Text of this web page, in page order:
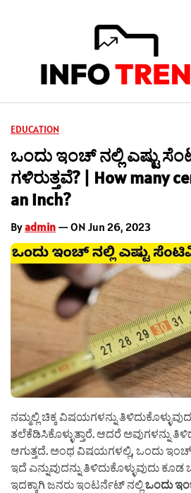
EDUCATION
ಒಂದು ಇಂಚ್ ನಲ್ಲಿ ಎಷ್ಟು
ಗಳಿರುತ್ತವೆ? | How many
an inch?
Byadmin — ON Jun 26, 2023
ನಮ್ಮಲ್ಲಿ ಚಿಕ್ಕ ವಿಷಯಗಳನ್ನು
ತಲೆಕೆಡಿಸಿಕೊಳ್ಳುತ್ತಾರೆ. ಆದರೆ ಅವುಗಳನ್ನು
ಆಗುತ್ತದೆ. ಅಂಥ ವಿಷಯಗಳಲ್ಲಿ, ಒಂದು
ಇದೆ ಎನ್ನುವುದನ್ನು ತಿಳಿದುಕೊಳ್ಳುವುದು
ಇದಕ್ಕಾಗಿ ಜನರು ಇಂಟರ್ನೆಟ್ ನಲ್ಲಿಒಂದು